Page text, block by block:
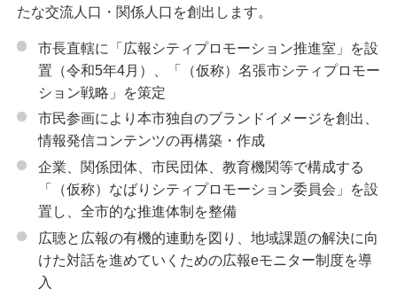
たな交流人口・関係人口を創出します。
市長直轄に「広報シティプロモーション推進室」を設
置（令和5年4月）、「（仮称）名張市シティプロモー
ション戦略」を策定
市民参画により本市独自のブランドイメージを創出、
情報発信コンテンツの再構築・作成
企業、関係団体、市民団体、教育機関等で構成する
「（仮称）なばりシティプロモーション委員会」を設
置し、全市的な推進体制を整備
広聴と広報の有機的連動を図り、地域課題の解決に向
けた対話を進めていくための広報eモニター制度を導
入